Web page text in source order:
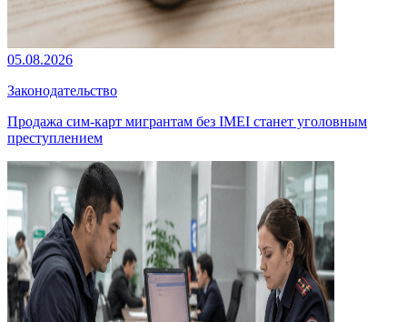
05.08.2026
Законодательство
Продажа сим-карт мигрантам без IMEI станет уголовным
преступлением